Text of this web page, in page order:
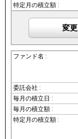
変更